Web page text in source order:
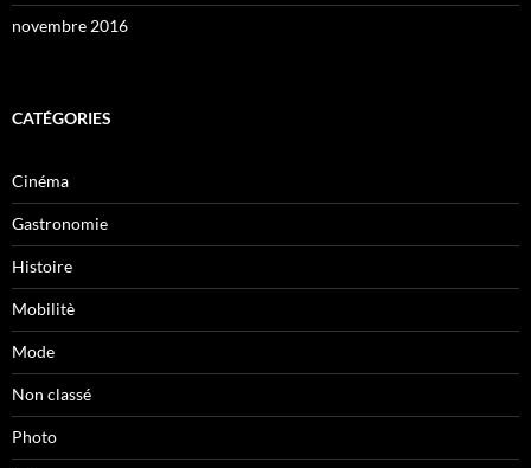
novembre 2016
CATÉGORIES
Cinéma
Gastronomie
Histoire
Mobilitè
Mode
Non classé
Photo